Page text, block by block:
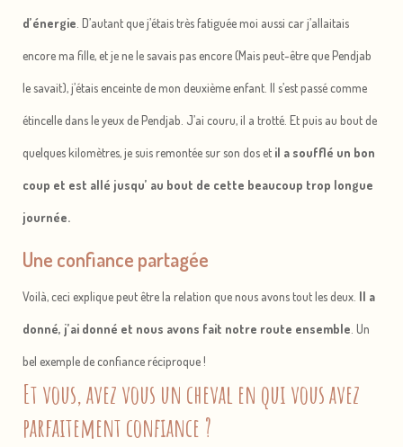
d’énergie . D’autant que j’étais très fatiguée moi aussi car j’allaitais
encore ma fille, et je ne le savais pas encore (Mais peut-être que Pendjab
le savait), j’étais enceinte de mon deuxième enfant. Il s’est passé comme
étincelle dans le yeux de Pendjab. J’ai couru, il a trotté. Et puis au bout de
quelques kilomètres, je suis remontée sur son dos et il a soufflé un bon
coup et est allé jusqu’ au bout de cette beaucoup trop longue
journée.
Une confiance partagée
Voilà, ceci explique peut être la relation que nous avons tout les deux. Il a
donné, j’ai donné et nous avons fait notre route ensemble . Un
bel exemple de confiance réciproque !
Et vous, avez vous un cheval en qui vous avez
parfaitement confiance ?